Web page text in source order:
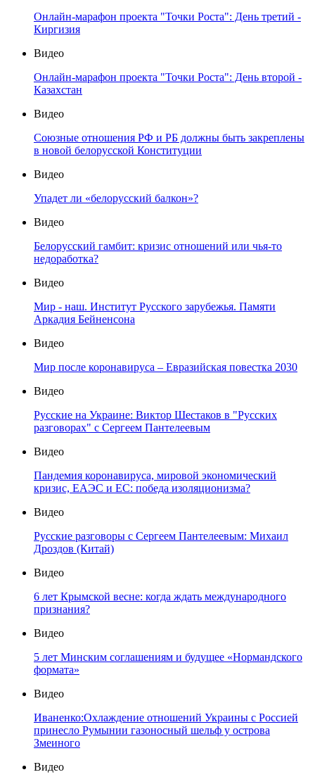
Онлайн-марафон проекта "Точки Роста": День третий -
Киргизия
Видео
Онлайн-марафон проекта "Точки Роста": День второй -
Казахстан
Видео
Союзные отношения РФ и РБ должны быть закреплены
в новой белорусской Конституции
Видео
Упадет ли «белорусский балкон»?
Видео
Белорусский гамбит: кризис отношений или чья-то
недоработка?
Видео
Мир - наш. Институт Русского зарубежья. Памяти
Аркадия Бейненсона
Видео
Мир после коронавируса – Евразийская повестка 2030
Видео
Русские на Украине: Виктор Шестаков в "Русских
разговорах" с Сергеем Пантелеевым
Видео
Пандемия коронавируса, мировой экономический
кризис, ЕАЭС и ЕС: победа изоляционизма?
Видео
Русские разговоры с Сергеем Пантелеевым: Михаил
Дроздов (Китай)
Видео
6 лет Крымской весне: когда ждать международного
признания?
Видео
5 лет Минским соглашениям и будущее «Нормандского
формата»
Видео
Иваненко:Охлаждение отношений Украины с Россией
принесло Румынии газоносный шельф у острова
Змеиного
Видео